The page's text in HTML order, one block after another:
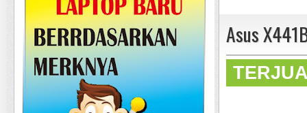
Asus